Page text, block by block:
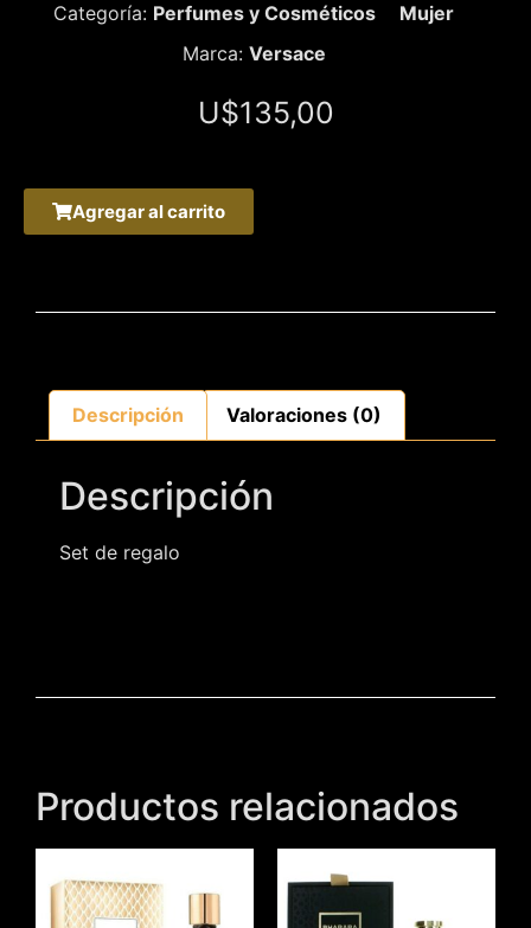
Categoría: Perfumes y Cosméticos
Mujer
Marca: Versace
U$135,00
Agregar al carrito
Descripción Valoraciones (0)
Descripción
Set de regalo
Productos relacionados